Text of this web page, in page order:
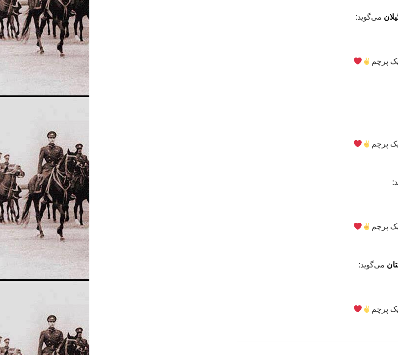
می‌گوید:
پرچم
پرچم
پرچم
می‌گوید:
پرچم